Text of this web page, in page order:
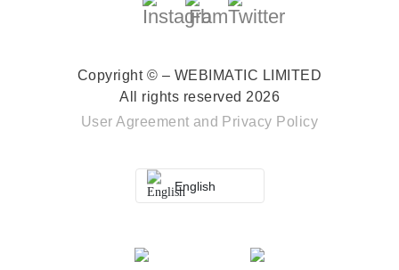
Copyright © – WEBIMATIC LIMITED
All rights reserved 2026
User Agreement and Privacy Policy
English